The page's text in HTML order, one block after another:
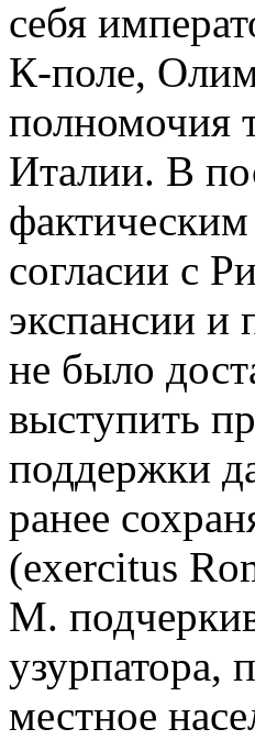
себя
К-поле,
полномочия
Италии. В
согласии с
экспансии
не было
выступить
поддержки
ранее
(exercitus
М.
узурпатора,
местное